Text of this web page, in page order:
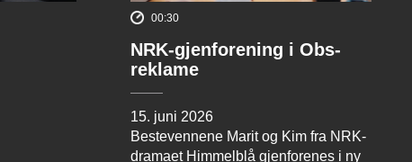
00:30
NRK-gjenforening i Obs-
reklame
15. juni 2026
Bestevennene Marit og Kim fra NRK-
dramaet Himmelblå gjenforenes i ny